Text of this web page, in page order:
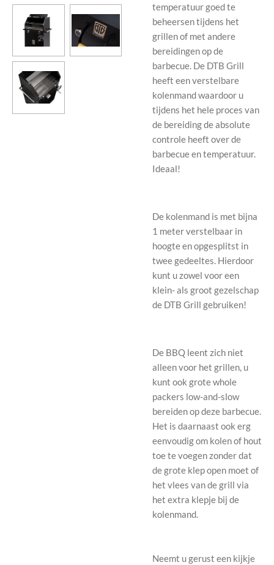
temperatuur goed te
beheersen tijdens het
grillen of met andere
bereidingen op de
barbecue. De DTB Grill
heeft een verstelbare
kolenmand waardoor u
tijdens het hele proces van
de bereiding de absolute
controle heeft over de
barbecue en temperatuur.
Ideaal!
De kolenmand is met bijna
1 meter verstelbaar in
hoogte en opgesplitst in
twee gedeeltes. Hierdoor
kunt u zowel voor een
klein- als groot gezelschap
de DTB Grill gebruiken!
De BBQ leent zich niet
alleen voor het grillen, u
kunt ook grote whole
packers low-and-slow
bereiden op deze barbecue.
Het is daarnaast ook erg
eenvoudig om kolen of hout
toe te voegen zonder dat
de grote klep open moet of
het vlees van de grill via
het extra klepje bij de
kolenmand.
Neemt u gerust een kijkje